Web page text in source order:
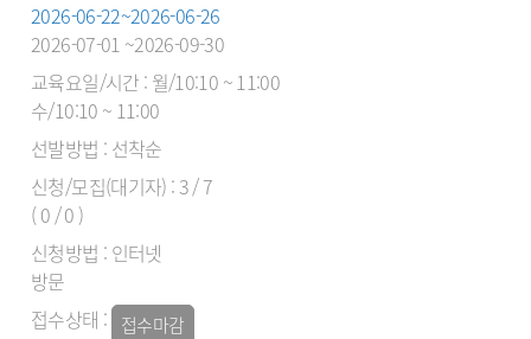
2026-06-22~2026-06-26
2026-07-01 ~2026-09-30
월/10:10 ~ 11:00
수/10:10 ~ 11:00
선착순
3 / 7
( 0 / 0 )
인터넷
방문
접수마감